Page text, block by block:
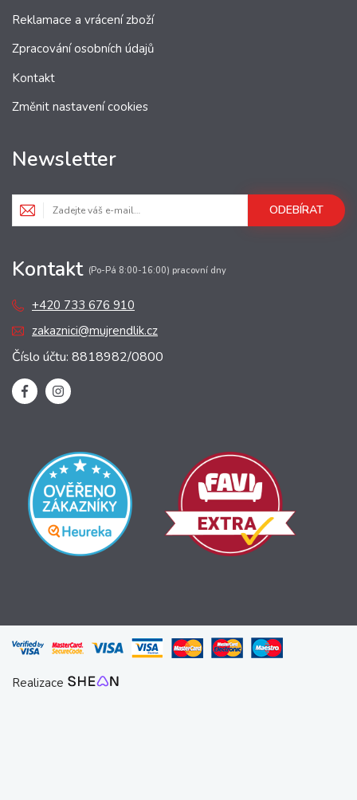
Reklamace a vrácení zboží
Zpracování osobních údajů
Kontakt
Změnit nastavení cookies
Newsletter
ODEBÍRAT
Kontakt (Po-Pá 8:00-16:00) pracovní dny
+420 733 676 910
zakaznici@mujrendlik.cz
Číslo účtu: 8818982/0800
Realizace